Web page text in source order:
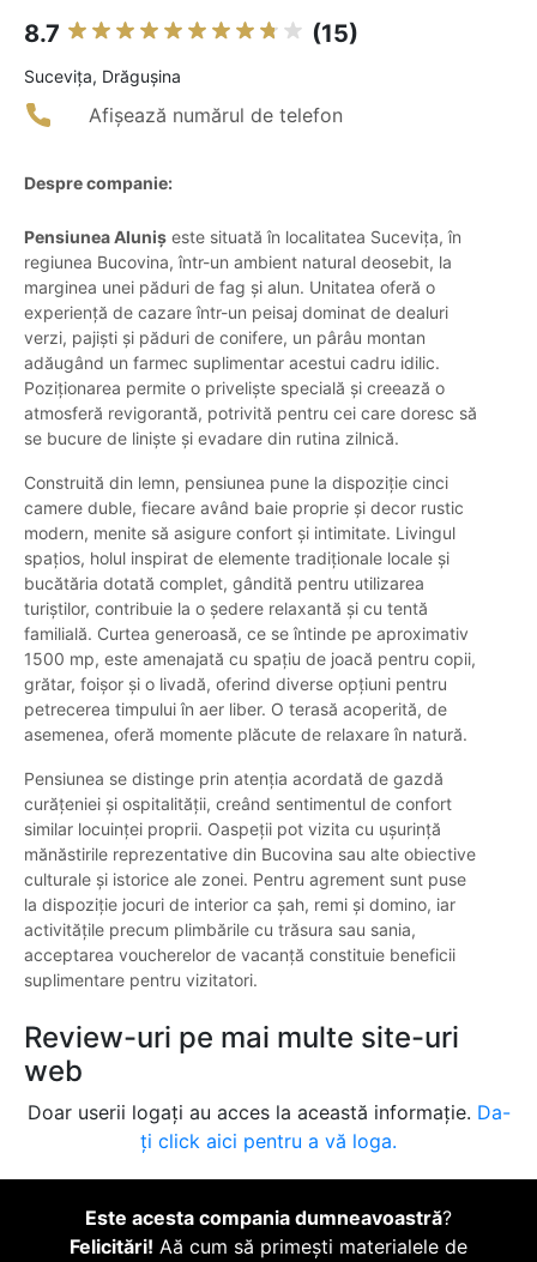
8.7 (15)
Suceviţa, Drăguşina
Afișează numărul de telefon
Despre companie:
Pensiunea Aluniș este situată în localitatea Sucevița, în
regiunea Bucovina, într-un ambient natural deosebit, la
marginea unei păduri de fag și alun. Unitatea oferă o
experiență de cazare într-un peisaj dominat de dealuri
verzi, pajiști și păduri de conifere, un pârâu montan
adăugând un farmec suplimentar acestui cadru idilic.
Poziționarea permite o priveliște specială și creează o
atmosferă revigorantă, potrivită pentru cei care doresc să
se bucure de liniște și evadare din rutina zilnică.
Construită din lemn, pensiunea pune la dispoziție cinci
camere duble, fiecare având baie proprie și decor rustic
modern, menite să asigure confort și intimitate. Livingul
spațios, holul inspirat de elemente tradiționale locale și
bucătăria dotată complet, gândită pentru utilizarea
turiștilor, contribuie la o ședere relaxantă și cu tentă
familială. Curtea generoasă, ce se întinde pe aproximativ
1500 mp, este amenajată cu spațiu de joacă pentru copii,
grătar, foișor și o livadă, oferind diverse opțiuni pentru
petrecerea timpului în aer liber. O terasă acoperită, de
asemenea, oferă momente plăcute de relaxare în natură.
Pensiunea se distinge prin atenția acordată de gazdă
curățeniei și ospitalității, creând sentimentul de confort
similar locuinței proprii. Oaspeții pot vizita cu ușurință
mănăstirile reprezentative din Bucovina sau alte obiective
culturale și istorice ale zonei. Pentru agrement sunt puse
la dispoziție jocuri de interior ca șah, remi și domino, iar
activitățile precum plimbările cu trăsura sau sania,
acceptarea voucherelor de vacanță constituie beneficii
suplimentare pentru vizitatori.
Review-uri pe mai multe site-uri
web
Doar userii logați au acces la această informație. Da-
ți click aici pentru a vă loga.
Este acesta compania dumneavoastră?
Felicitări! Aă cum să primești materialele de